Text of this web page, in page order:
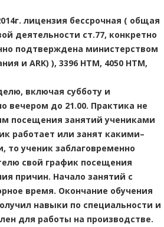
лицензия бессрочная ( общая
деятельности ст.77, конкретно
подтверждена министерством
и ARK) ), 3396 HTM, 4050 HTM,
включая субботу и
вечером до 21.00. Практика не
посещения занятий учениками
работает или занят какими–
ученик заблаговременно
свой график посещения
причин. Начало занятий с
время. Окончание обучения
навыки по специальности и
для работы на производстве.